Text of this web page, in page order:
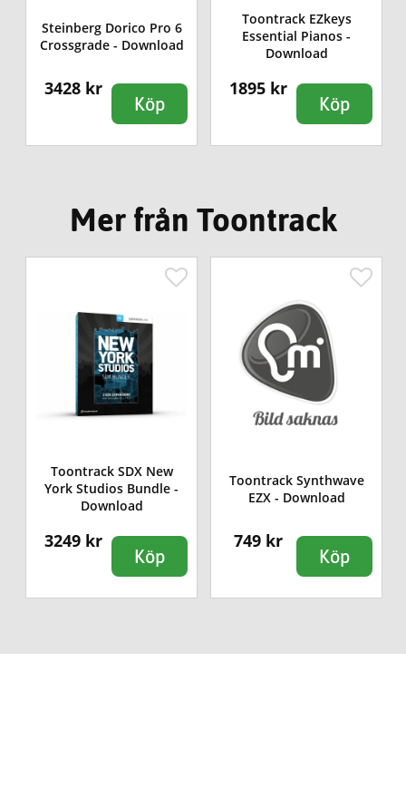
Steinberg Dorico Pro 6
Crossgrade - Download
3428 kr
Köp
Toontrack EZkeys
Essential Pianos -
Download
1895 kr
Köp
Mer från Toontrack
Toontrack SDX New
York Studios Bundle -
Download
3249 kr
Köp
Toontrack Synthwave
EZX - Download
749 kr
Köp